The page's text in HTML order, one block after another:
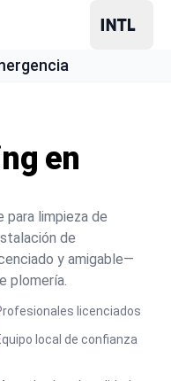
en
para limpieza de
de
y amigable—
plomería.
licenciados
local de confianza